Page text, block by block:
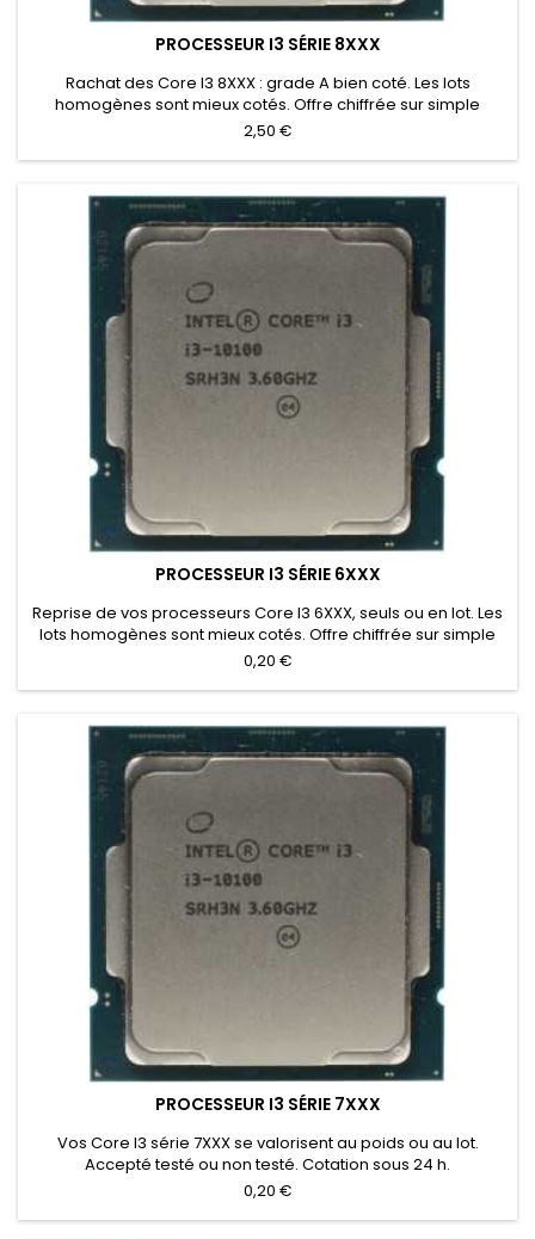
PROCESSEUR I3 SÉRIE 8XXX
Rachat des Core I3 8XXX : grade A bien coté. Les lots
homogènes sont mieux cotés. Offre chiffrée sur simple
inventaire.
2,50 €
PROCESSEUR I3 SÉRIE 6XXX
Reprise de vos processeurs Core I3 6XXX, seuls ou en lot. Les
lots homogènes sont mieux cotés. Offre chiffrée sur simple
inventaire.
0,20 €
PROCESSEUR I3 SÉRIE 7XXX
Vos Core I3 série 7XXX se valorisent au poids ou au lot.
Accepté testé ou non testé. Cotation sous 24 h.
0,20 €